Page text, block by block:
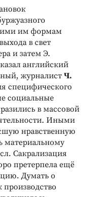
им формам
в свет
и затем Э.
английский
журналист Ч.
специфического
социальные
в массовой
Иными
нравственную
материальному
Сакрализация
претерпела ещё
Думать о
производство